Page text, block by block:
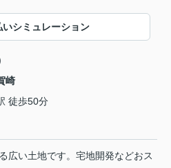
いシミュレーション
崎
徒歩50分
広い土地です。宅地開発などおス